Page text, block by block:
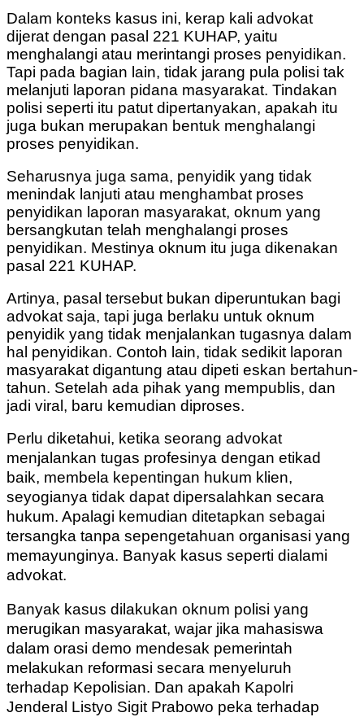
Dalam konteks kasus ini, kerap kali advokat
dijerat dengan pasal 221 KUHAP, yaitu
menghalangi atau merintangi proses penyidikan.
Tapi pada bagian lain, tidak jarang pula polisi tak
melanjuti laporan pidana masyarakat. Tindakan
polisi seperti itu patut dipertanyakan, apakah itu
juga bukan merupakan bentuk menghalangi
proses penyidikan.
Seharusnya juga sama, penyidik yang tidak
menindak lanjuti atau menghambat proses
penyidikan laporan masyarakat, oknum yang
bersangkutan telah menghalangi proses
penyidikan. Mestinya oknum itu juga dikenakan
pasal 221 KUHAP.
Artinya, pasal tersebut bukan diperuntukan bagi
advokat saja, tapi juga berlaku untuk oknum
penyidik yang tidak menjalankan tugasnya dalam
hal penyidikan. Contoh lain, tidak sedikit laporan
masyarakat digantung atau dipeti eskan bertahun-
tahun. Setelah ada pihak yang mempublis, dan
jadi viral, baru kemudian diproses.
Perlu diketahui, ketika seorang advokat
menjalankan tugas profesinya dengan etikad
baik, membela kepentingan hukum klien,
seyogianya tidak dapat dipersalahkan secara
hukum. Apalagi kemudian ditetapkan sebagai
tersangka tanpa sepengetahuan organisasi yang
memayunginya. Banyak kasus seperti dialami
advokat.
Banyak kasus dilakukan oknum polisi yang
merugikan masyarakat, wajar jika mahasiswa
dalam orasi demo mendesak pemerintah
melakukan reformasi secara menyeluruh
terhadap Kepolisian. Dan apakah Kapolri
Jenderal Listyo Sigit Prabowo peka terhadap